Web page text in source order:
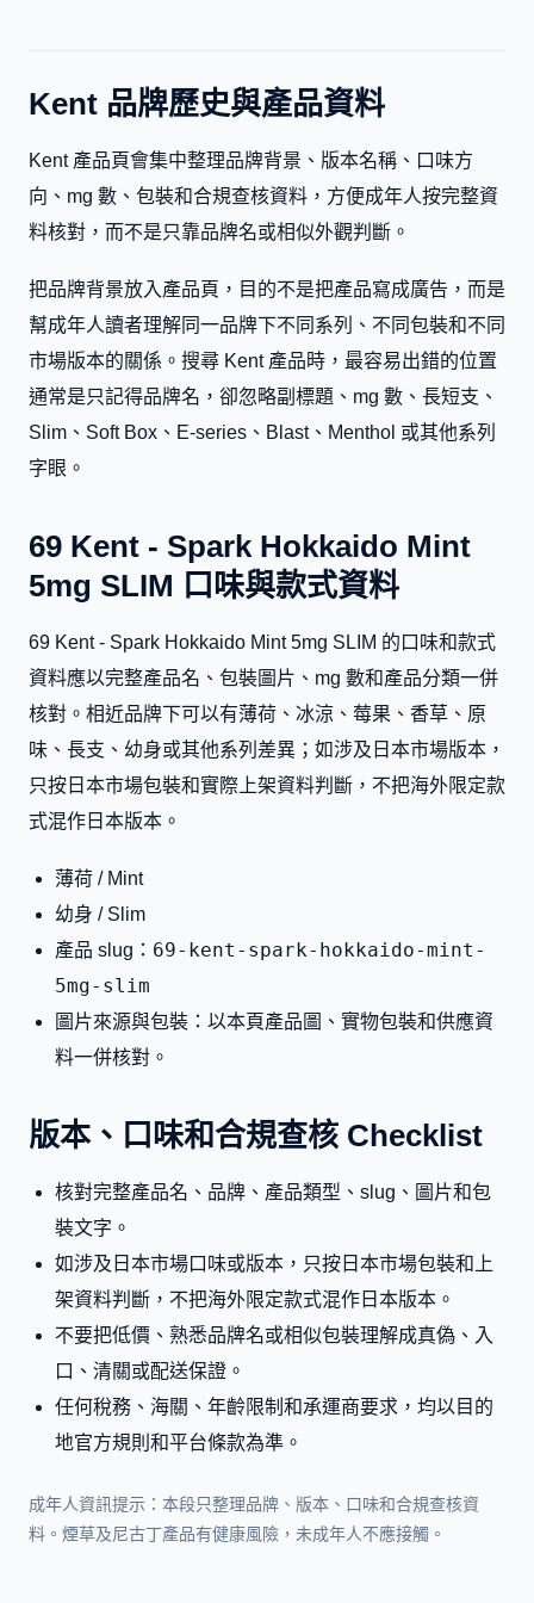
Kent 品牌歷史與產品資料
Kent 產品頁會集中整理品牌背景、版本名稱、口味方
向、mg 數、包裝和合規查核資料，方便成年人按完整資
料核對，而不是只靠品牌名或相似外觀判斷。
把品牌背景放入產品頁，目的不是把產品寫成廣告，而是
幫成年人讀者理解同一品牌下不同系列、不同包裝和不同
市場版本的關係。搜尋 Kent 產品時，最容易出錯的位置
通常是只記得品牌名，卻忽略副標題、mg 數、長短支、
Slim、Soft Box、E-series、Blast、Menthol 或其他系列
字眼。
69 Kent - Spark Hokkaido Mint
5mg SLIM 口味與款式資料
69 Kent - Spark Hokkaido Mint 5mg SLIM 的口味和款式
資料應以完整產品名、包裝圖片、mg 數和產品分類一併
核對。相近品牌下可以有薄荷、冰涼、莓果、香草、原
味、長支、幼身或其他系列差異；如涉及日本市場版本，
只按日本市場包裝和實際上架資料判斷，不把海外限定款
式混作日本版本。
薄荷 / Mint
幼身 / Slim
產品 slug： 69-kent-spark-hokkaido-mint-
5mg-slim
圖片來源與包裝：以本頁產品圖、實物包裝和供應資
料一併核對。
版本、口味和合規查核 Checklist
核對完整產品名、品牌、產品類型、slug、圖片和包
裝文字。
如涉及日本市場口味或版本，只按日本市場包裝和上
架資料判斷，不把海外限定款式混作日本版本。
不要把低價、熟悉品牌名或相似包裝理解成真偽、入
口、清關或配送保證。
任何稅務、海關、年齡限制和承運商要求，均以目的
地官方規則和平台條款為準。
成年人資訊提示：本段只整理品牌、版本、口味和合規查核資
料。煙草及尼古丁產品有健康風險，未成年人不應接觸。